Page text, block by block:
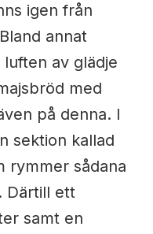
igen från
annat
av glädje
med
på denna. I
sektion kallad
rymmer sådana
Därtill ett
samt en